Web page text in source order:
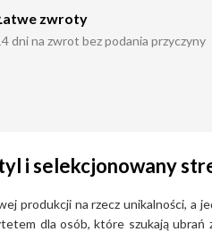
jakość wykonania.
miejskich stylizacjach, jak i na
młodzieżowym
zwroty
dni na zwrot bez podania przyczyny
i selekcjonowany
produkcji na rzecz unikalności,
dla osób, które szukają